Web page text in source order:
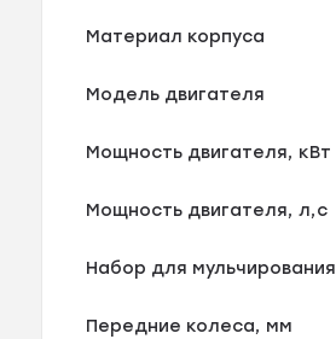
Материал корпуса
Модель двигателя
Мощность двигателя, кВт
Мощность двигателя, л,с
Набор для мульчирования
Передние колеса, мм